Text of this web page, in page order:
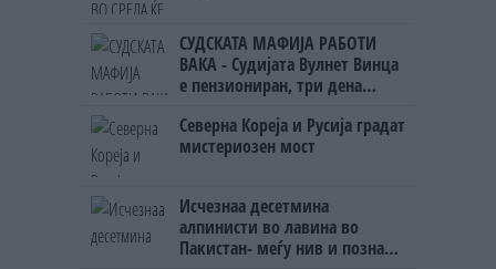
СУДСКАТА МАФИЈА РАБОТИ
ВАКА - Судијата Вулнет Винца
е пензиониран, три дена
на бизнисменот Марковски
Северна Кореја и Русија градат
мистериозен мост
Исчезнаа десетмина
алпинисти во лавина во
Пакистан- меѓу нив и познат